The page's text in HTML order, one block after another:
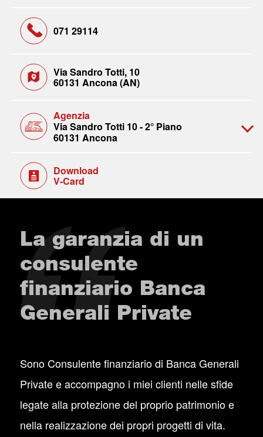
071 29114
Via Sandro Totti, 10
60131 Ancona (AN)
Agenzia
Via Sandro Totti 10 - 2° Piano
60131 Ancona
Download
V-Card
La garanzia di un
consulente
finanziario Banca
Generali Private
Sono Consulente finanziario di Banca Generali
Private e accompagno i miei clienti nelle sfide
legate alla protezione del proprio patrimonio e
nella realizzazione dei propri progetti di vita.